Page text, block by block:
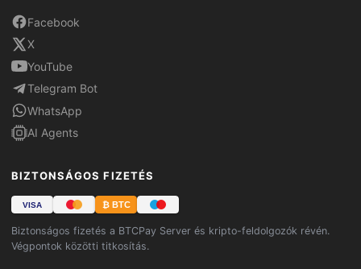
Facebook
X
YouTube
Telegram Bot
WhatsApp
AI Agents
BIZTONSÁGOS FIZETÉS
VISA ₿ BTC
Biztonságos fizetés a BTCPay Server és kripto-feldolgozók révén.
Végpontok közötti titkosítás.